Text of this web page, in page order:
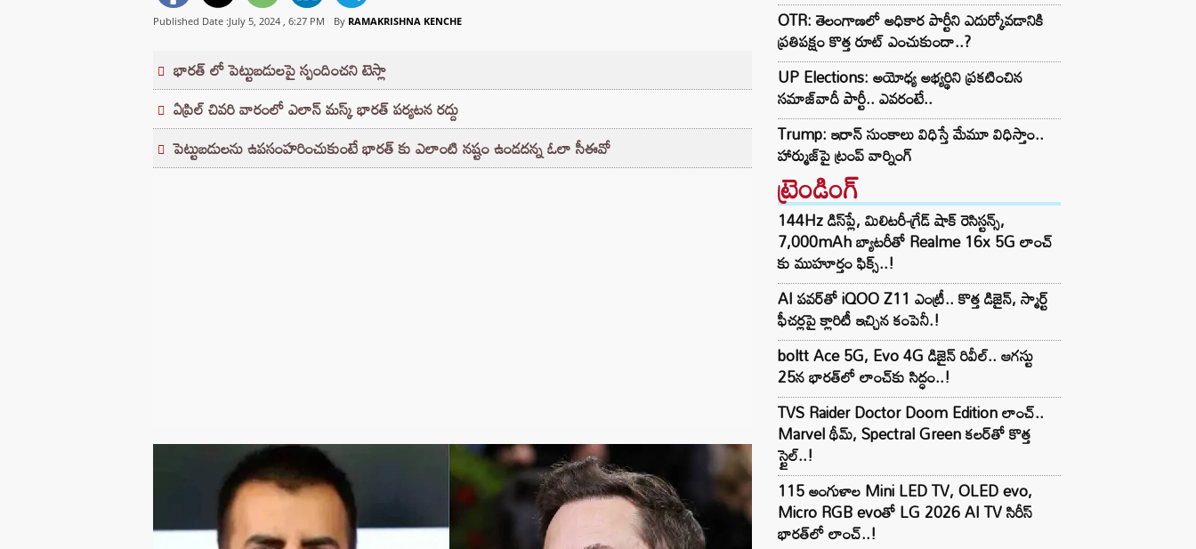
Published Date :July 5, 2024 , 6:27 PM By RAMAKRISHNA KENCHE
భారత్ లో పెట్టుబడులపై స్పందించని టెస్లా
ఏప్రిల్ చివరి వారంలో ఎలాన్ మస్క్ భారత్ పర్యటన రద్దు
పెట్టుబడులను ఉపసంహరించుకుంటే భారత్ కు ఎలాంటి నష్టం ఉండదన్న ఓలా సీఈవో
OTR: తెలంగాణలో అధికార పార్టీని ఎదుర్కోవడానికి
ప్రతిపక్షం కొత్త రూట్‌ ఎంచుకుందా..?
UP Elections: అయోధ్య అభ్యర్థిని ప్రకటించిన
సమాజ్‌వాదీ పార్టీ.. ఎవరంటే..
Trump: ఇరాన్ సుంకాలు విధిస్తే మేమూ విధిస్తాం..
హార్ముజ్‌పై ట్రంప్ వార్నింగ్
ట్రెండింగ్‌
144Hz డిస్‌ప్లే, మిలిటరీ-గ్రేడ్ షాక్ రెసిస్టన్స్,
7,000mAh బ్యాటరీతో Realme 16x 5G లాంచ్
కు ముహూర్తం ఫిక్స్..!
AI పవర్‌తో iQOO Z11 ఎంట్రీ.. కొత్త డిజైన్, స్మార్ట్
ఫీచర్లపై క్లారిటీ ఇచ్చిన కంపెనీ.!
boltt Ace 5G, Evo 4G డిజైన్ రివీల్.. ఆగస్టు
25న భారత్‌లో లాంచ్‌కు సిద్ధం..!
TVS Raider Doctor Doom Edition లాంచ్..
Marvel థీమ్, Spectral Green కలర్‌తో కొత్త
స్టైల్..!
115 అంగుళాల Mini LED TV, OLED evo,
Micro RGB evoతో LG 2026 AI TV సిరీస్
భారత్‌లో లాంచ్..!